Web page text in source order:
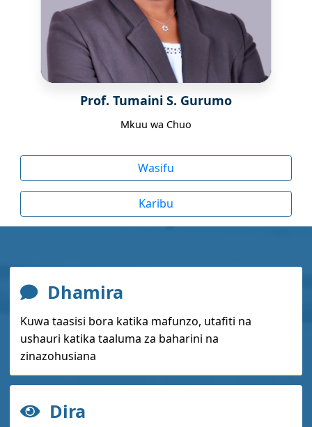
Prof. Tumaini S. Gurumo
Mkuu wa Chuo
Wasifu
Karibu
Dhamira
Kuwa taasisi bora katika mafunzo, utafiti na
ushauri katika taaluma za baharini na
zinazohusiana
Dira